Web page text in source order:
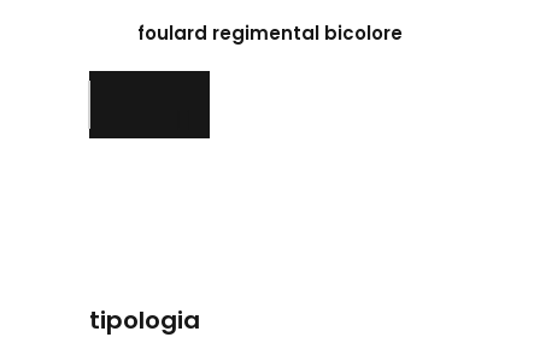
ha
foulard regimental bicolore
tipologia